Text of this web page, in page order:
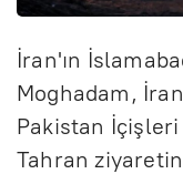
İran'ın
Moghadam,
Pakistan İçişleri
Tahran